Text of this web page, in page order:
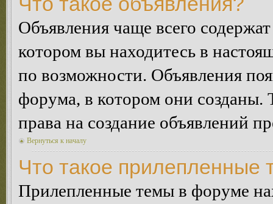
Объявления чаще всего
котором вы находитесь в
по возможности. Объявления
форума, в котором они
права на создание объявлений
Вернуться к началу
Что такое прилепленные
Прилепленные темы в форуме